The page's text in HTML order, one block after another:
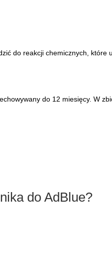
do reakcji chemicznych, które
do 12 miesięcy. W
do AdBlue?